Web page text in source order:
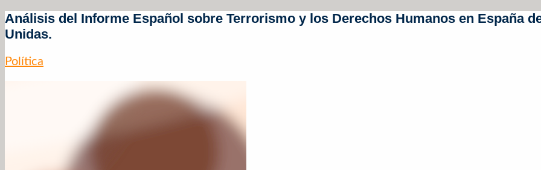
Análisis del Informe Español sobre Terrorismo y los Derechos Humanos en España
Unidas.
Política